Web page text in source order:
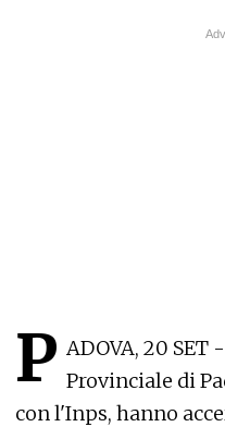
P ADOVA, 20
Provinciale di
con l'Inps, hanno